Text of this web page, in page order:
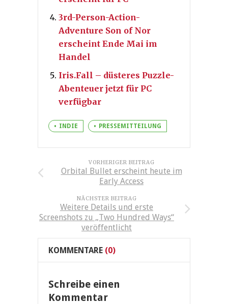
3rd-Person-Action-
Adventure Son of Nor
erscheint Ende Mai im
Handel
Iris.Fall – düsteres Puzzle-
Abenteuer jetzt für PC
verfügbar
INDIE PRESSEMITTEILUNG
VORHERIGER BEITRAG
Orbital Bullet erscheint heute im
Early Access
NÄCHSTER BEITRAG
Weitere Details und erste
Screenshots zu „Two Hundred Ways“
veröffentlicht
KOMMENTARE (0)
Schreibe einen
Kommentar